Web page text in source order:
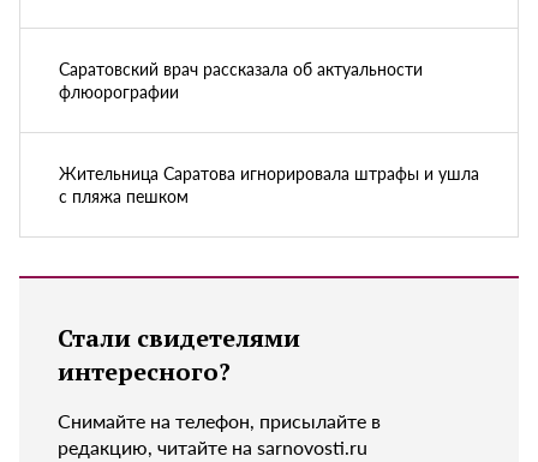
Саратовский врач рассказала об актуальности
флюорографии
Жительница Саратова игнорировала штрафы и ушла
с пляжа пешком
Стали свидетелями
интересного?
Снимайте на телефон, присылайте в
редакцию, читайте на sarnovosti.ru